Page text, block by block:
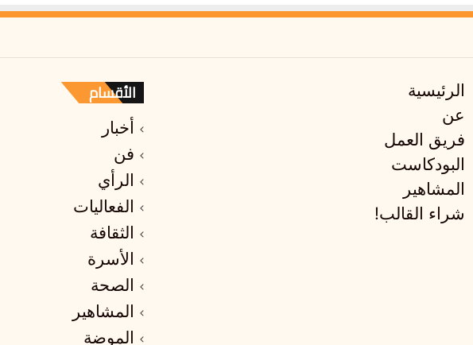
الرئيسية
عن
فريق العمل
البودكاست
المشاهير
شراء القالب!
الأقسام
أخبار
فن
الرأي
الفعاليات
الثقافة
الأسرة
الصحة
المشاهير
الموضة